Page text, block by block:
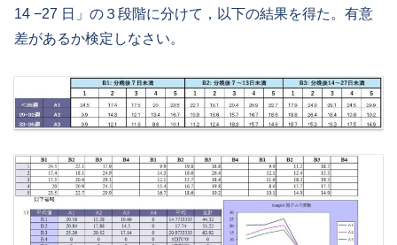
14 −27 日」の３段階に分けて，以下の結果を得た。有意
差があるか検定しなさい。